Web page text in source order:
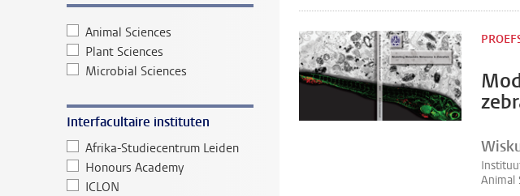
Animal Sciences
Plant Sciences
Microbial Sciences
Interfacultaire instituten
Afrika-Studiecentrum Leiden
Honours Academy
ICLON
Animal